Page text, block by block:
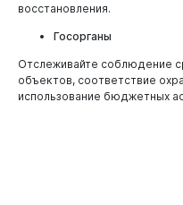
восстановления.
Госорганы
Отслеживайте соблюдение
объектов, соответствие
использование бюджетных